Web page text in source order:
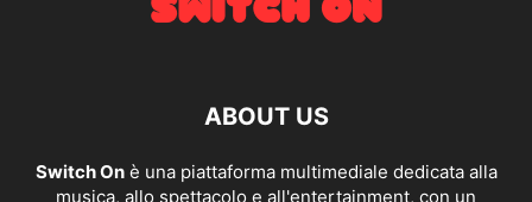
ABOUT US
Switch Onè una piattaforma multimediale dedicata alla
musica, allo spettacolo e all'entertainment, con un